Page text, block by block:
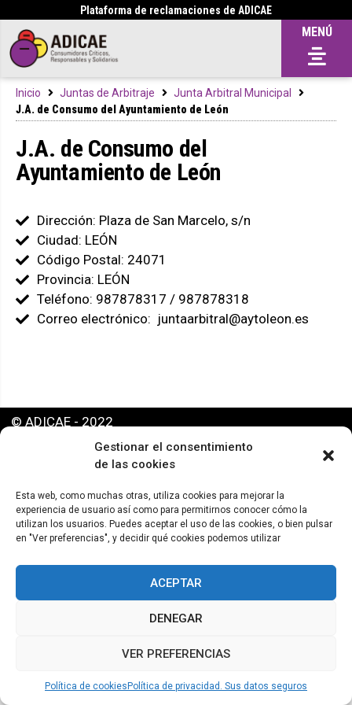
Gestionar el consentimiento
de las cookies
Esta web, como muchas otras, utiliza cookies para mejorar la
experiencia de usuario así como para permitirnos conocer cómo la
utilizan los usuarios. Puedes aceptar el uso de las cookies, o bien pulsar
en "Ver preferencias", y decidir qué cookies podemos utilizar
ACEPTAR
DENEGAR
VER PREFERENCIAS
Política de cookies Política de privacidad. Sus datos seguros
Plataforma de reclamaciones de ADICAE
MENÚ
Inicio Juntas de Arbitraje
Junta Arbitral Municipal
J.A. de Consumo del Ayuntamiento de León
J.A. de Consumo del
Ayuntamiento de León
Dirección: Plaza de San Marcelo, s/n
Ciudad: LEÓN
Código Postal: 24071
Provincia: LEÓN
Teléfono: 987878317 / 987878318
Correo electrónico: juntaarbitral@aytoleon.es
© ADICAE - 2022